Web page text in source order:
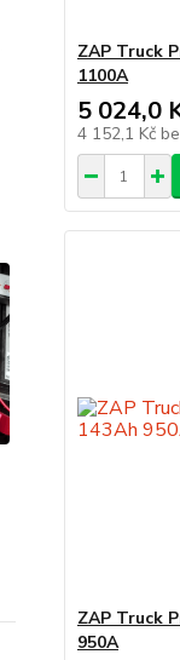
ZAP Truck
1100A
5 024,0
4 152,1 Kč
ZAP Truck
950A